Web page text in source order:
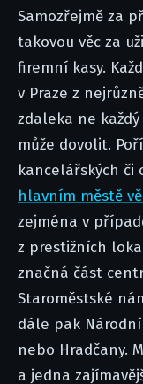
Samozřejmě za
takovou věc za
firemní kasy.
v Praze z
zdaleka ne
může dovolit.
kancelářských či
hlavním městě
zejména v
z prestižních
značná část
Staroměstské
dále pak
nebo Hradčany.
a jedna